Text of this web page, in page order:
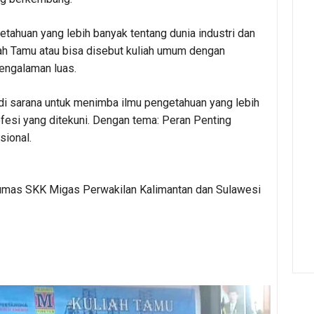
yang lebih banyak tentang dunia industri dan
Tamu atau bisa disebut kuliah umum dengan
luas.
sarana untuk menimba ilmu pengetahuan yang lebih
yang ditekuni. Dengan tema: Peran Penting
SKK Migas Perwakilan Kalimantan dan Sulawesi